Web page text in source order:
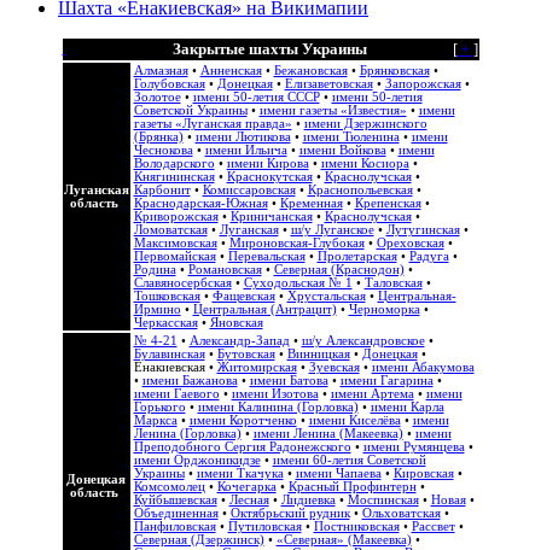
Шахта «Енакиевская» на Викимапии
[+ ]
Закрытые шахты Украины
Луганская
область
Алмазная• Анненская• Бежановская• Брянковская•
Голубовская• Донецкая• Елизаветовская• Запорожская•
Золотое• имени 50-летия СССР• имени 50-летия
Советской Украины• имени газеты «Известия» • имени
газеты «Луганская правда» • имени Дзержинского
(Брянка)• имени Лютикова• имени Тюленина• имени
Чеснокова• имени Ильича• имени Войкова• имени
Володарского • имени Кирова• имени Косиора•
Княгининская• Краснокутская• Краснолучская•
Карбонит• Комиссаровская• Краснопольевская•
Краснодарская-Южная• Кременная• Крепенская•
Криворожская• Криничанская• Краснолучская•
Ломоватская• Луганская• ш/у Луганское• Лутугинская•
Максимовская• Мироновская-Глубокая• Ореховская•
Первомайская• Перевальская• Пролетарская• Радуга•
Родина• Романовская• Северная (Краснодон)•
Славяносербская• Суходольская № 1 • Таловская•
Тошковская• Фащевская• Хрустальская• Центральная-
Ирмино • Центральная (Антрацит)• Черноморка•
Черкасская• Яновская
Донецкая
область
№ 4-21 • Александр-Запад • ш/у Александровское•
Булавинская• Бутовская• Винницкая• Донецкая•
Енакиевская• Житомирская• Зуевская• имени Абакумова
• имени Бажанова• имени Батова• имени Гагарина•
имени Гаевого • имени Изотова• имени Артема• имени
Горького • имени Калинина (Горловка)• имени Карла
Маркса• имени Коротченко • имени Киселёва• имени
Ленина (Горловка)• имени Ленина (Макеевка)• имени
Преподобного Сергия Радонежского • имени Румянцева•
имени Орджоникидзе• имени 60-летия Советской
Украины• имени Ткачука• имени Чапаева• Кировская•
Комсомолец• Кочегарка• Красный Профинтерн•
Куйбышевская• Лесная• Лидиевка• Моспинская• Новая•
Объединенная• Октябрьский рудник• Ольховатская•
Панфиловская• Путиловская• Постниковская• Рассвет•
Северная (Дзержинск)• «Северная» (Макеевка)•